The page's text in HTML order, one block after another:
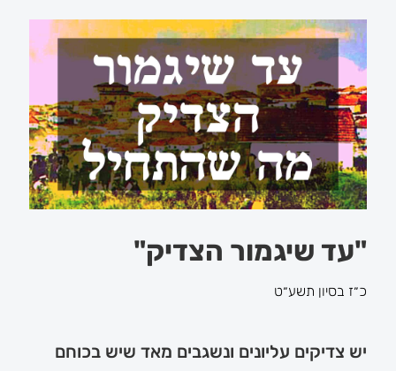
"עד שיגמור הצדיק"
כ״ז בסיון תשע״ט
יש צדיקים עליונים ונשגבים מאד שיש בכוחם